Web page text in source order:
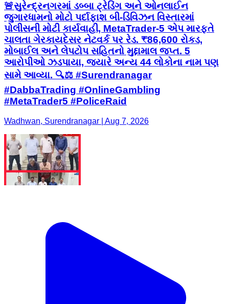
🚨સુરેન્દ્રનગરમાં ડબ્બા ટ્રેડિંગ અને ઓનલાઈન
જુગારધામનો મોટો પર્દાફાશ બી-ડિવિઝન વિસ્તારમાં
પોલીસની મોટી કાર્યવાહી, MetaTrader-5 એપ મારફતે
ચાલતા ગેરકાયદેસર નેટવર્ક પર રેડ. ₹86,600 રોકડ,
મોબાઈલ અને લેપટોપ સહિતનો મુદ્દામાલ જપ્ત. 5
આરોપીઓ ઝડપાયા, જ્યારે અન્ય 44 લોકોના નામ પણ
સામે આવ્યા. 🔍⚖️ #Surendranagar
#DabbaTrading #OnlineGambling
#MetaTrader5 #PoliceRaid
Wadhwan, Surendranagar | Aug 7, 2026